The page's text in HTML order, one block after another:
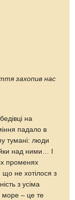
захопив нас
на
падало в
тумані: люди
над ними… І
променях
не хотілося з
з усіма
море – це те